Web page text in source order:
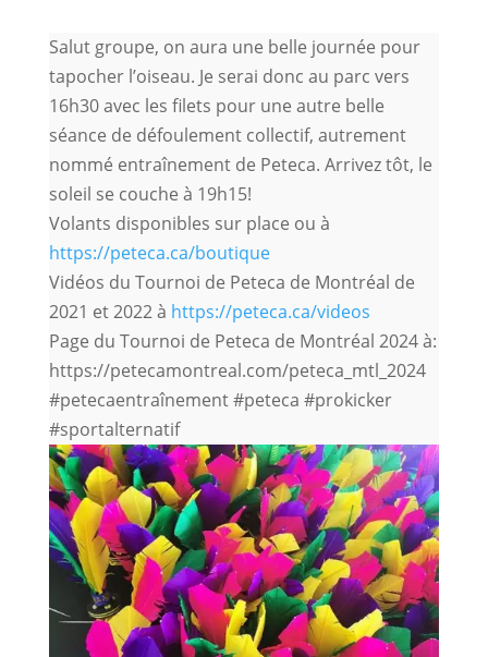
Salut groupe, on aura une belle journée pour
tapocher l’oiseau. Je serai donc au parc vers
16h30 avec les filets pour une autre belle
séance de défoulement collectif, autrement
nommé entraînement de Peteca. Arrivez tôt, le
soleil se couche à 19h15!
Volants disponibles sur place ou à
https://peteca.ca/boutique
Vidéos du Tournoi de Peteca de Montréal de
2021 et 2022 à https://peteca.ca/videos
Page du Tournoi de Peteca de Montréal 2024 à:
https://petecamontreal.com/peteca_mtl_2024
#petecaentraînement #peteca #prokicker
#sportalternatif